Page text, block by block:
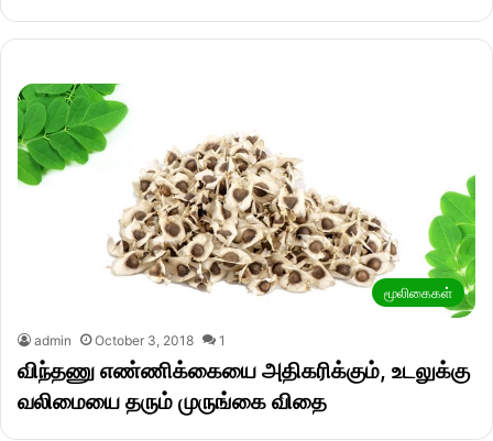
மூலிகைகள்
admin October 3, 2018 1
விந்தணு எண்ணிக்கையை அதிகரிக்கும், உடலுக்கு
வலிமையை தரும் முருங்கை விதை